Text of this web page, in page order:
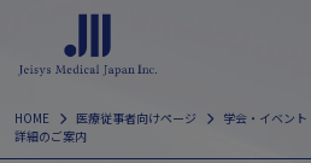
content
HOME 医療従事者向けページ
学会・イベン
詳細のご案内